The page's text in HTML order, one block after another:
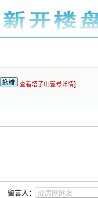
查看塔子山壹号详情]
留言人：